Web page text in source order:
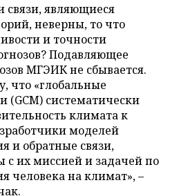
связи, являющиеся
неверны, то что
и точности
Подавляющее
МГЭИК не сбывается.
что «глобальные
систематически
климата к
моделей
и обратные связи,
с их миссией и задачей по
человека на климат», –